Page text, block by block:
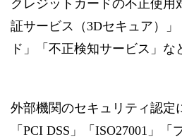
クレジットカードの不正使用
証サービス（3Dセキュア）
ド」「不正検知サービス」な
外部機関のセキュリティ認定
「PCI DSS」「ISO27001」